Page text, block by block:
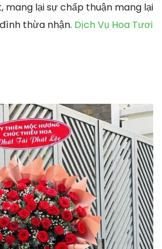
mang lại sự chấp thuận mang lại
thừa nhận. Dịch Vụ Hoa Tươi